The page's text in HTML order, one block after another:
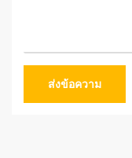
ส่งข้อความ